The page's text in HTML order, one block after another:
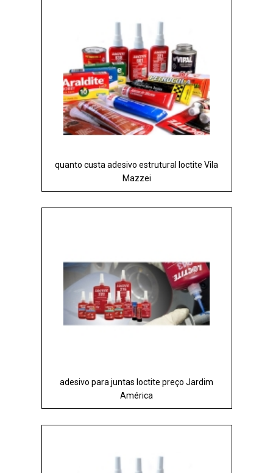
quanto custa adesivo estrutural loctite Vila
Mazzei
adesivo para juntas loctite preço Jardim
América